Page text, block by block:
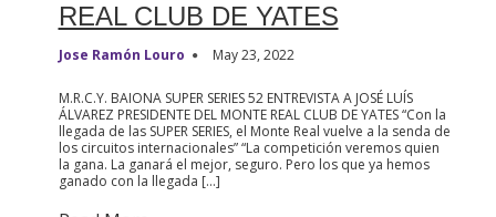
REAL CLUB DE YATES
Jose Ramón Louro May 23, 2022
M.R.C.Y. BAIONA SUPER SERIES 52 ENTREVISTA A JOSÉ LUÍS
ÁLVAREZ PRESIDENTE DEL MONTE REAL CLUB DE YATES “Con la
llegada de las SUPER SERIES, el Monte Real vuelve a la senda de
los circuitos internacionales” “La competición veremos quien
la gana. La ganará el mejor, seguro. Pero los que ya hemos
ganado con la llegada […]